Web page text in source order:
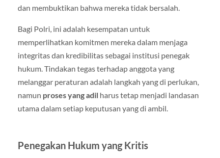
dan membuktikan bahwa mereka tidak bersalah.
Bagi Polri, ini adalah kesempatan untuk
memperlihatkan komitmen mereka dalam menjaga
integritas dan kredibilitas sebagai institusi penegak
hukum. Tindakan tegas terhadap anggota yang
melanggar peraturan adalah langkah yang di perlukan,
namun proses yang adilharus tetap menjadi landasan
utama dalam setiap keputusan yang di ambil.
Penegakan Hukum yang Kritis